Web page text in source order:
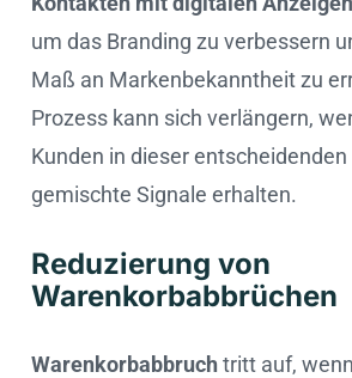
um das Branding zu verbessern
Maß an Markenbekanntheit zu
Prozess kann sich verlängern,
Kunden in dieser entscheidenden
gemischte Signale erhalten.
Reduzierung von
Warenkorbabbrüchen
Warenkorbabbruchtritt auf,